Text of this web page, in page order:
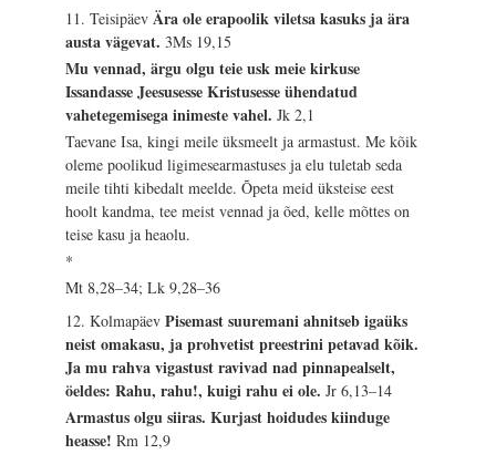
11. TeisipäevÄra ole erapoolik viletsa kasuks ja ära
austa vägevat.3Ms 19,15
Mu vennad, ärgu olgu teie usk meie kirkuse
Issandasse Jeesusesse Kristusesse ühendatud
vahetegemisega inimeste vahel.Jk 2,1
Taevane Isa, kingi meile üksmeelt ja armastust. Me kõik
oleme poolikud ligimesearmastuses ja elu tuletab seda
meile tihti kibedalt meelde. Õpeta meid üksteise eest
hoolt kandma, tee meist vennad ja õed, kelle mõttes on
teise kasu ja heaolu.
*
Mt 8,28–34; Lk 9,28–36
12. KolmapäevPisemast suuremani ahnitseb igaüks
neist omakasu, ja prohvetist preestrini petavad kõik.
Ja mu rahva vigastust ravivad nad pinnapealselt,
öeldes: Rahu, rahu!, kuigi rahu ei ole.Jr 6,13–14
Armastus olgu siiras. Kurjast hoidudes kiinduge
heasse!Rm 12,9